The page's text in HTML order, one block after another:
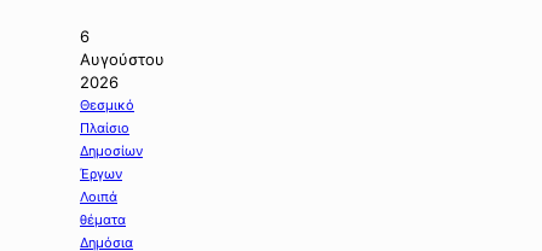
με
την
οποία
ματαιώνεται
δημοπρασία
έργου.
6
Αυγούστου
2026
Θεσμικό
Πλαίσιο
Δημοσίων
Έργων
Λοιπά
θέματα
Δημόσια